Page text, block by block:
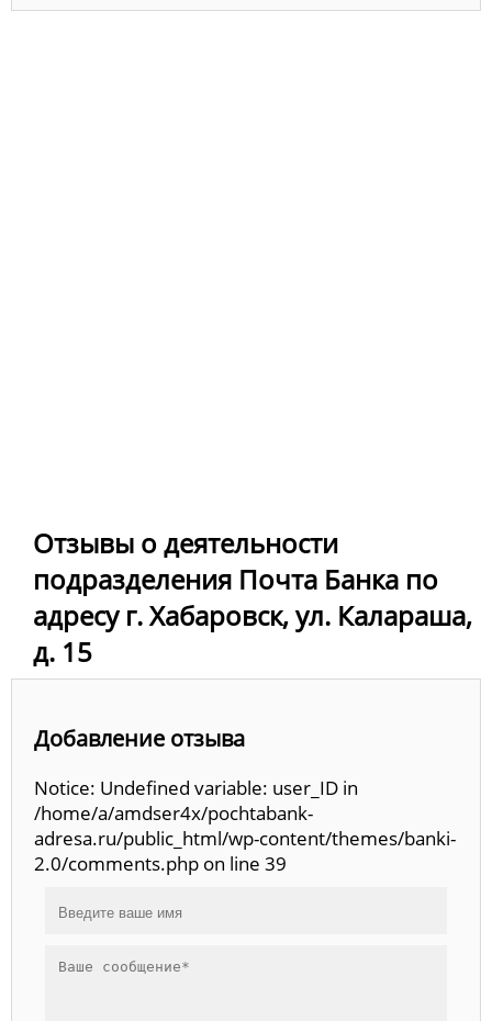
Отзывы о деятельности
подразделения Почта Банка по
адресу г. Хабаровск, ул. Калараша,
д. 15
Добавление отзыва
Notice: Undefined variable: user_ID in
/home/a/amdser4x/pochtabank-
adresa.ru/public_html/wp-content/themes/banki-
2.0/comments.php on line 39